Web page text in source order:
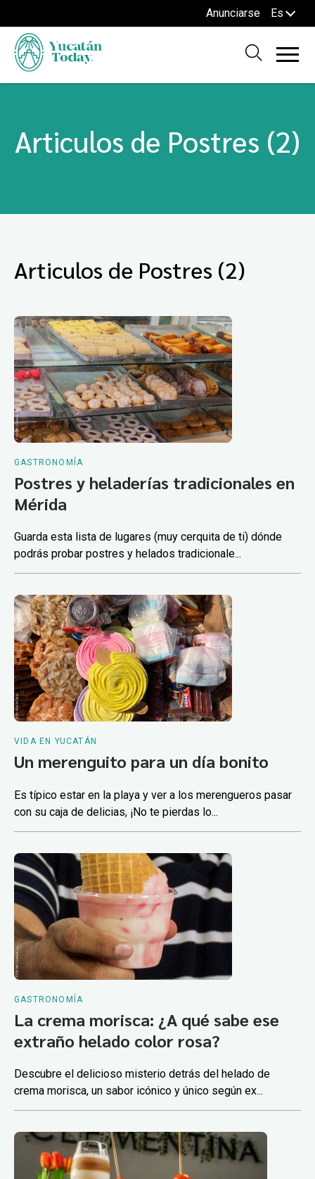
Anunciarse Es
Articulos de Postres (2)
Articulos de Postres (2)
GASTRONOMÍA
Postres y heladerías tradicionales en
Mérida
Guarda esta lista de lugares (muy cerquita de ti) dónde
podrás probar postres y helados tradicionale...
VIDA EN YUCATÁN
Un merenguito para un día bonito
Es típico estar en la playa y ver a los merengueros pasar
con su caja de delicias, ¡No te pierdas lo...
GASTRONOMÍA
La crema morisca: ¿A qué sabe ese
extraño helado color rosa?
Descubre el delicioso misterio detrás del helado de
crema morisca, un sabor icónico y único según ex...